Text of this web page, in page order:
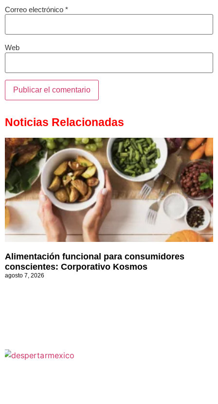
Correo electrónico *
Web
Noticias Relacionadas
Alimentación funcional para consumidores
conscientes: Corporativo Kosmos
agosto 7, 2026